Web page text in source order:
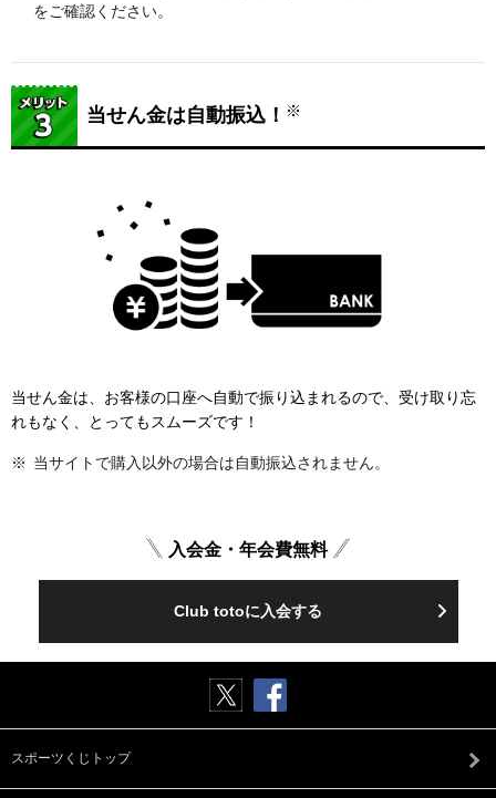
をご確認ください。
当せん金は自動振込！ ※
当せん金は、お客様の口座へ自動で振り込まれるので、受け取り忘
れもなく、とってもスムーズです！
当サイトで購入以外の場合は自動振込されません。
入会金・年会費無料
Club totoに入会する
スポーツくじトップ